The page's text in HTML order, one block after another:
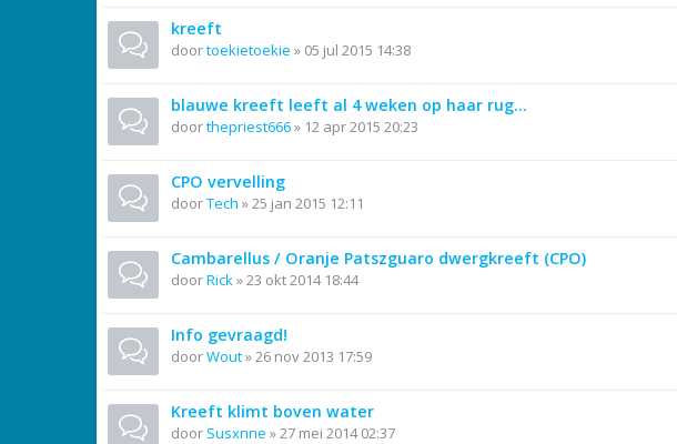
kreeft
doortoekietoekie » 05 jul 2015 14:38
blauwe kreeft leeft al 4 weken op haar rug...
doorthepriest666» 12 apr 2015 20:23
CPO vervelling
doorTech »25 jan 2015 12:11
Cambarellus / Oranje Patszguaro dwergkreeft (CPO)
doorRick»23 okt 2014 18:44
Info gevraagd!
doorWout»26 nov 2013 17:59
Kreeft klimt boven water
door Susxnne »27 mei 2014 02:37